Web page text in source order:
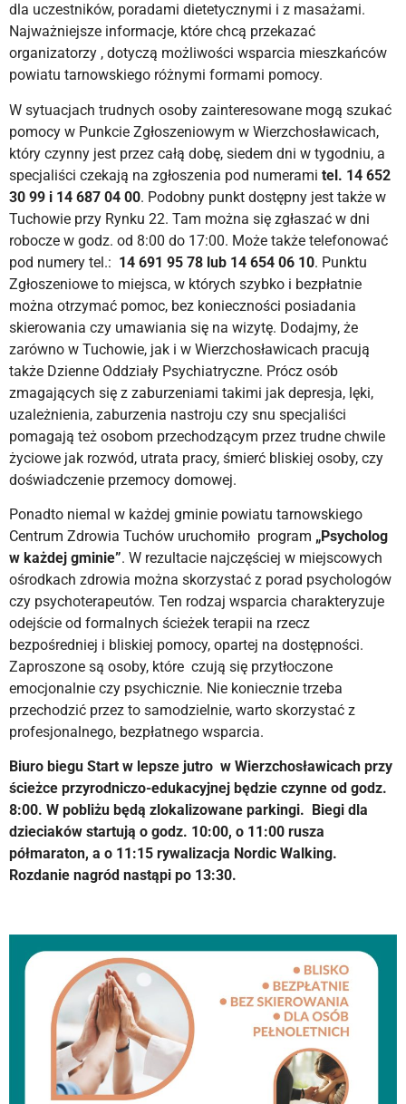
dla uczestników, poradami dietetycznymi i z masażami.
Najważniejsze informacje, które chcą przekazać
organizatorzy , dotyczą możliwości wsparcia mieszkańców
powiatu tarnowskiego różnymi formami pomocy.
W sytuacjach trudnych osoby zainteresowane mogą szukać
pomocy w Punkcie Zgłoszeniowym w Wierzchosławicach,
który czynny jest przez całą dobę, siedem dni w tygodniu, a
specjaliści czekają na zgłoszenia pod numerami tel. 14 652
30 99 i 14 687 04 00. Podobny punkt dostępny jest także w
Tuchowie przy Rynku 22. Tam można się zgłaszać w dni
robocze w godz. od 8:00 do 17:00. Może także telefonować
pod numery tel.: 14 691 95 78 lub 14 654 06 10. Punktu
Zgłoszeniowe to miejsca, w których szybko i bezpłatnie
można otrzymać pomoc, bez konieczności posiadania
skierowania czy umawiania się na wizytę. Dodajmy, że
zarówno w Tuchowie, jak i w Wierzchosławicach pracują
także Dzienne Oddziały Psychiatryczne. Prócz osób
zmagających się z zaburzeniami takimi jak depresja, lęki,
uzależnienia, zaburzenia nastroju czy snu specjaliści
pomagają też osobom przechodzącym przez trudne chwile
życiowe jak rozwód, utrata pracy, śmierć bliskiej osoby, czy
doświadczenie przemocy domowej.
Ponadto niemal w każdej gminie powiatu tarnowskiego
Centrum Zdrowia Tuchów uruchomiło program „Psycholog
w każdej gminie”. W rezultacie najczęściej w miejscowych
ośrodkach zdrowia można skorzystać z porad psychologów
czy psychoterapeutów. Ten rodzaj wsparcia charakteryzuje
odejście od formalnych ścieżek terapii na rzecz
bezpośredniej i bliskiej pomocy, opartej na dostępności.
Zaproszone są osoby, które czują się przytłoczone
emocjonalnie czy psychicznie. Nie koniecznie trzeba
przechodzić przez to samodzielnie, warto skorzystać z
profesjonalnego, bezpłatnego wsparcia.
Biuro biegu Start w lepsze jutro w Wierzchosławicach przy
ścieżce przyrodniczo-edukacyjnej będzie czynne od godz.
8:00. W pobliżu będą zlokalizowane parkingi. Biegi dla
dzieciaków startują o godz. 10:00, o 11:00 rusza
półmaraton, a o 11:15 rywalizacja Nordic Walking.
Rozdanie nagród nastąpi po 13:30.